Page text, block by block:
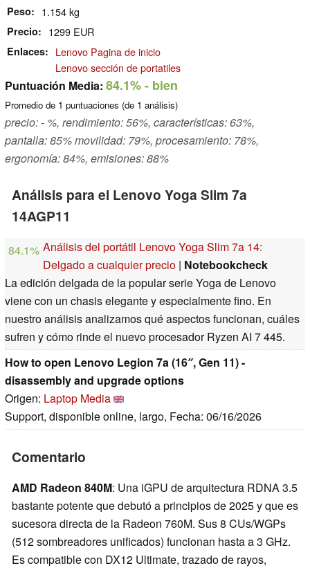
Peso 1.154 kg
Precio 1299 EUR
Enlaces
Lenovo Pagina de inicio
Lenovo sección de portatiles
Puntuación Media: 84.1%- bien
Promedio de 1 puntuaciones (de 1 análisis)
precio: - %, rendimiento: 56%, características: 63%,
pantalla: 85% movilidad: 79%, procesamiento: 78%,
ergonomía: 84%, emisiones: 88%
Análisis para el Lenovo Yoga Slim 7a
14AGP11
84.1% Análisis del portátil Lenovo Yoga Slim 7a 14:
Delgado a cualquier precio | Notebookcheck
La edición delgada de la popular serie Yoga de Lenovo
viene con un chasis elegante y especialmente fino. En
nuestro análisis analizamos qué aspectos funcionan, cuáles
sufren y cómo rinde el nuevo procesador Ryzen AI 7 445.
How to open Lenovo Legion 7a (16″, Gen 11) -
disassembly and upgrade options
Origen: Laptop Media
Support, disponible online, largo, Fecha: 06/16/2026
Comentario
AMD Radeon 840M: Una iGPU de arquitectura RDNA 3.5
bastante potente que debutó a principios de 2025 y que es
sucesora directa de la Radeon 760M. Sus 8 CUs/WGPs
(512 sombreadores unificados) funcionan hasta a 3 GHz.
Es compatible con DX12 Ultimate, trazado de rayos,